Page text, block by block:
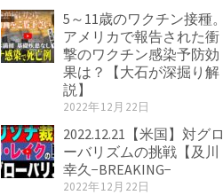
5～11歳のワクチン接種。
アメリカで報告された衝
撃のワクチン感染予防効
果は？【大石が深掘り解
説】
2022年12月22日
2022.12.21【米国】対グロ
ーバリズムの挑戦【及川
幸久−BREAKING−
2022年12月22日